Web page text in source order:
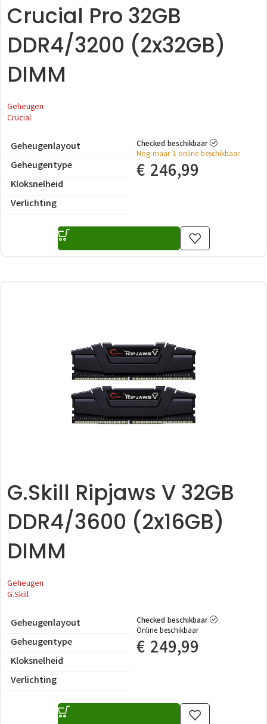
Crucial Pro 32GB
DDR4/3200 (2x32GB)
DIMM
Geheugen
Crucial
Geheugenlayout
Geheugentype
Kloksnelheid
Verlichting
Checked beschikbaar
Nog maar 1 online beschikbaar
€ 246,99
G.Skill Ripjaws V 32GB
DDR4/3600 (2x16GB)
DIMM
Geheugen
G.Skill
Geheugenlayout
Geheugentype
Kloksnelheid
Verlichting
Checked beschikbaar
Online beschikbaar
€ 249,99